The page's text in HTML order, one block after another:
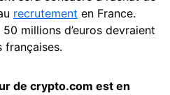
recrutement en France.
50 millions d’euros devraient
françaises.
de crypto.com est en